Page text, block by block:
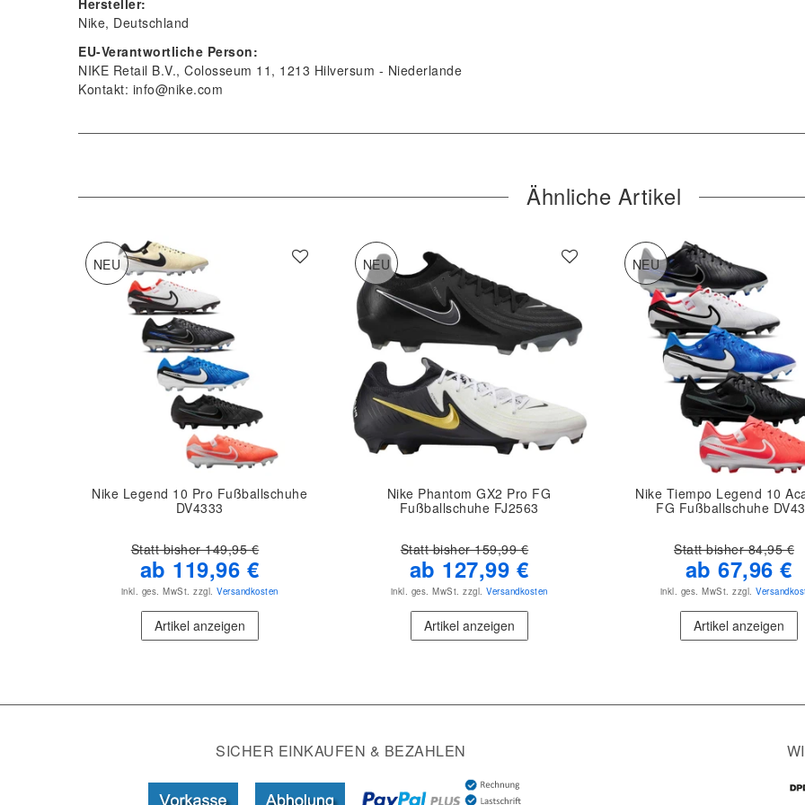
Hersteller:
Nike Deutschland
EU-Verantwortliche Person:
NIKE Retail B.V. Colosseum 11 1213 Hilversum
Niederlande
Kontakt: info@nike.com
Ähnliche Artikel
NEU
Nike Legend 10 Pro Fußballschuhe
DV4333
Statt bisher 149,95 €
ab 119,96 €
inkl. ges. MwSt. zzgl. Versandkosten
Artikel anzeigen
NEU
Nike Phantom GX2 Pro FG
Fußballschuhe FJ2563
Statt bisher 159,99 €
ab 127,99 €
inkl. ges. MwSt. zzgl. Versandkosten
Artikel anzeigen
NEU
Nike Tiempo Legend 10
FG Fußballschuhe
Statt bisher 84,95 €
ab 67,96 €
inkl. ges. MwSt. zzgl.
Artikel anzeigen
SICHER EINKAUFEN & BEZAHLEN